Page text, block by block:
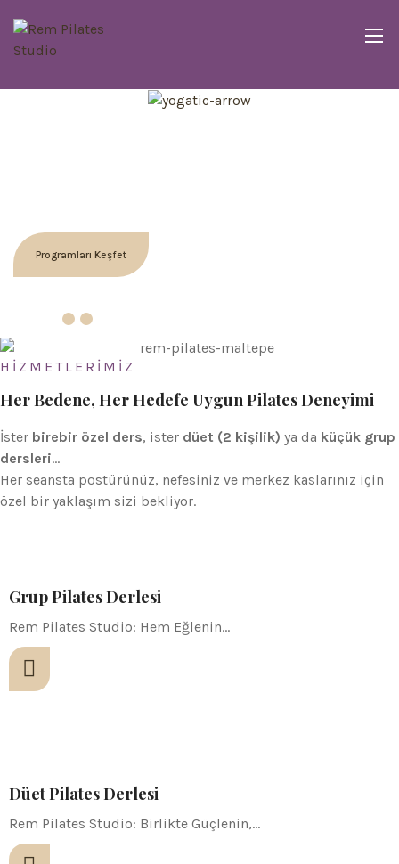
Yoğun tempoda kendini unuttun mu?
Programları Keşfet
HİZMETLERİMİZ
Her Bedene, Her Hedefe Uygun Pilates Deneyimi
İster birebir özel ders, ister düet (2 kişilik) ya da küçük grup
dersleri…
Her seansta postürünüz, nefesiniz ve merkez kaslarınız için
özel bir yaklaşım sizi bekliyor.
Grup Pilates Derlesi
Rem Pilates Studio: Hem Eğlenin…
Düet Pilates Derlesi
Rem Pilates Studio: Birlikte Güçlenin,…